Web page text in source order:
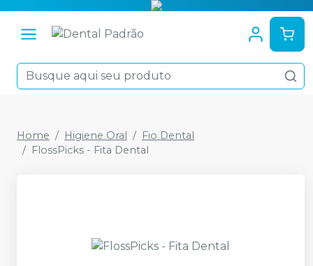
Home Higiene Oral
Fio Dental
FlossPicks - Fita Dental